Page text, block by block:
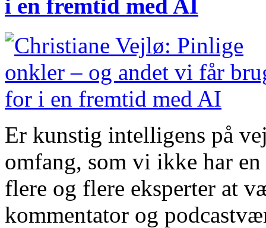
i en fremtid med AI
Er kunstig intelligens på
omfang, som vi ikke har
flere og flere eksperter at
kommentator og